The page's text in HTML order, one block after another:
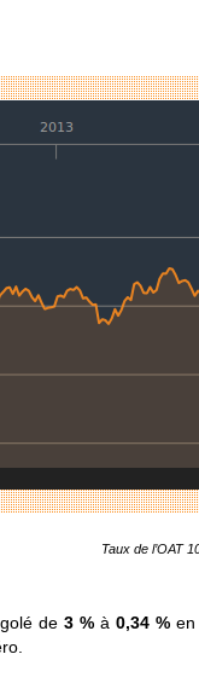
Taux de l’OAT
de 3 % à 0,34 %en